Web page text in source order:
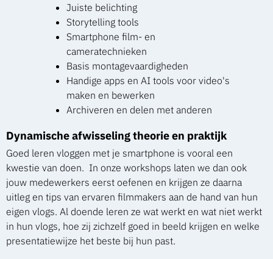
Juiste belichting
Storytelling tools
Smartphone film- en
cameratechnieken
Basis montagevaardigheden
Handige apps en AI tools voor video's
maken en bewerken
Archiveren en delen met anderen
Dynamische afwisseling theorie en praktijk
Goed leren vloggen met je smartphone is vooral een
kwestie van doen. In onze workshops laten we dan ook
jouw medewerkers eerst oefenen en krijgen ze daarna
uitleg en tips van ervaren filmmakers aan de hand van hun
eigen vlogs. Al doende leren ze wat werkt en wat niet werkt
in hun vlogs, hoe zij zichzelf goed in beeld krijgen en welke
presentatiewijze het beste bij hun past.